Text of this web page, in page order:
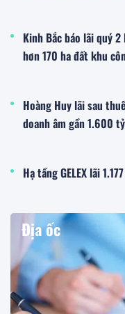
Kinh Bắc báo lãi quý
hơn 170 ha đất khu
Hoàng Huy lãi sau
doanh âm gần 1.600
Hạ tầng GELEX lãi
Địa ốc